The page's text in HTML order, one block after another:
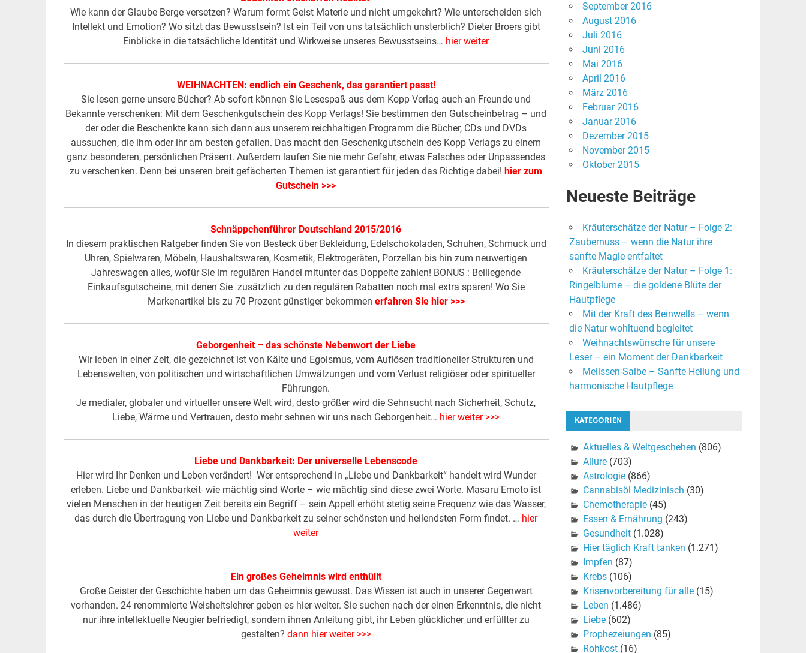
Wie kann der Glaube Berge versetzen? Warum formt Geist Materie und nicht umgekehrt? Wie unterscheiden sich
Intellekt und Emotion? Wo sitzt das Bewusstsein? Ist ein Teil von uns tatsächlich unsterblich? Dieter Broers gibt
Einblicke in die tatsächliche Identität und Wirkweise unseres Bewusstseins… hier weiter
WEIHNACHTEN: endlich ein Geschenk, das garantiert passt!
Sie lesen gerne unsere Bücher? Ab sofort können Sie Lesespaß aus dem Kopp Verlag auch an Freunde und
Bekannte verschenken: Mit dem Geschenkgutschein des Kopp Verlags! Sie bestimmen den Gutscheinbetrag – und
der oder die Beschenkte kann sich dann aus unserem reichhaltigen Programm die Bücher, CDs und DVDs
aussuchen, die ihm oder ihr am besten gefallen. Das macht den Geschenkgutschein des Kopp Verlags zu einem
ganz besonderen, persönlichen Präsent. Außerdem laufen Sie nie mehr Gefahr, etwas Falsches oder Unpassendes
zu verschenken. Denn bei unseren breit gefächerten Themen ist garantiert für jeden das Richtige dabei! hier zum
Gutschein >>>
Schnäppchenführer Deutschland 2015/2016
In diesem praktischen Ratgeber finden Sie von Besteck über Bekleidung, Edelschokoladen, Schuhen, Schmuck und
Uhren, Spielwaren, Möbeln, Haushaltswaren, Kosmetik, Elektrogeräten, Porzellan bis hin zum neuwertigen
Jahreswagen alles, wofür Sie im regulären Handel mitunter das Doppelte zahlen! BONUS : Beiliegende
Einkaufsgutscheine, mit denen Sie zusätzlich zu den regulären Rabatten noch mal extra sparen! Wo Sie
Markenartikel bis zu 70 Prozent günstiger bekommen erfahren Sie hier >>>
Geborgenheit – das schönste Nebenwort der Liebe
Wir leben in einer Zeit, die gezeichnet ist von Kälte und Egoismus, vom Auflösen traditioneller Strukturen und
Lebenswelten, von politischen und wirtschaftlichen Umwälzungen und vom Verlust religiöser oder spiritueller
Führungen.
Je medialer, globaler und virtueller unsere Welt wird, desto größer wird die Sehnsucht nach Sicherheit, Schutz,
Liebe, Wärme und Vertrauen, desto mehr sehnen wir uns nach Geborgenheit… hier weiter >>>
Liebe und Dankbarkeit: Der universelle Lebenscode
Hier wird Ihr Denken und Leben verändert! Wer entsprechend in „Liebe und Dankbarkeit“ handelt wird Wunder
erleben. Liebe und Dankbarkeit- wie mächtig sind Worte – wie mächtig sind diese zwei Worte. Masaru Emoto ist
vielen Menschen in der heutigen Zeit bereits ein Begriff – sein Appell erhöht stetig seine Frequenz wie das Wasser,
das durch die Übertragung von Liebe und Dankbarkeit zu seiner schönsten und heilendsten Form findet. … hier
weiter
Ein großes Geheimnis wird enthüllt
Große Geister der Geschichte haben um das Geheimnis gewusst. Das Wissen ist auch in unserer Gegenwart
vorhanden. 24 renommierte Weisheitslehrer geben es hier weiter. Sie suchen nach der einen Erkenntnis, die nicht
nur ihre intellektuelle Neugier befriedigt, sondern ihnen Anleitung gibt, ihr Leben glücklicher und erfüllter zu
gestalten? dann hier weiter >>>
September 2016
August 2016
Juli 2016
Juni 2016
Mai 2016
April 2016
März 2016
Februar 2016
Januar 2016
Dezember 2015
November 2015
Oktober 2015
Neueste Beiträge
Kräuterschätze der Natur – Folge 2:
Zaubernuss – wenn die Natur ihre
sanfte Magie entfaltet
Kräuterschätze der Natur – Folge 1:
Ringelblume – die goldene Blüte der
Hautpflege
Mit der Kraft des Beinwells – wenn
die Natur wohltuend begleitet
Weihnachtswünsche für unsere
Leser – ein Moment der Dankbarkeit
Melissen-Salbe – Sanfte Heilung und
harmonische Hautpflege
KATEGORIEN
Aktuelles & Weltgeschehen (806)
Allure(703)
Astrologie(866)
Cannabisöl Medizinisch (30)
Chemotherapie(45)
Essen & Ernährung (243)
Gesundheit(1.028)
Hier täglich Kraft tanken (1.271)
Impfen (87)
Krebs(106)
Krisenvorbereitung für alle(15)
Leben (1.486)
Liebe(602)
Prophezeiungen (85)
Rohkost(16)